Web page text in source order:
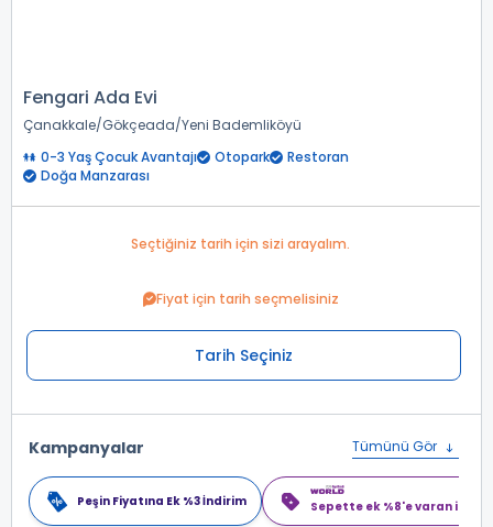
Fengari Ada Evi
Çanakkale Gökçeada Yeni Bademliköyü
0-3 Yaş Çocuk Avantajı
Otopark
Restoran
Doğa Manzarası
Seçtiğiniz tarih için sizi arayalım.
Fiyat için tarih seçmelisiniz
Tarih Seçiniz
Kampanyalar Tümünü Gör
Peşin Fiyatına Ek %3 İndirim Sepette ek %8'e varan